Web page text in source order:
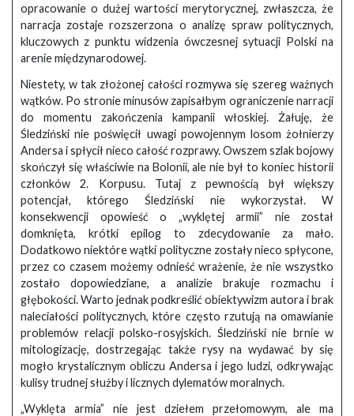
opracowanie o dużej wartości merytorycznej, zwłaszcza, że
narracja zostaje rozszerzona o analizę spraw politycznych,
kluczowych z punktu widzenia ówczesnej sytuacji Polski na
arenie międzynarodowej.
Niestety, w tak złożonej całości rozmywa się szereg ważnych
wątków. Po stronie minusów zapisałbym ograniczenie narracji
do momentu zakończenia kampanii włoskiej. Żałuję, że
Śledziński nie poświęcił uwagi powojennym losom żołnierzy
Andersa i spłycił nieco całość rozprawy. Owszem szlak bojowy
skończył się właściwie na Bolonii, ale nie był to koniec historii
członków 2. Korpusu. Tutaj z pewnością był większy
potencjał, którego Śledziński nie wykorzystał. W
konsekwencji opowieść o „wyklętej armii” nie został
domknięta, krótki epilog to zdecydowanie za mało.
Dodatkowo niektóre wątki polityczne zostały nieco spłycone,
przez co czasem możemy odnieść wrażenie, że nie wszystko
zostało dopowiedziane, a analizie brakuje rozmachu i
głębokości. Warto jednak podkreślić obiektywizm autora i brak
naleciałości politycznych, które często rzutują na omawianie
problemów relacji polsko-rosyjskich. Śledziński nie brnie w
mitologizację, dostrzegając także rysy na wydawać by się
mogło krystalicznym obliczu Andersa i jego ludzi, odkrywając
kulisy trudnej służby i licznych dylematów moralnych.
„Wyklęta armia” nie jest dziełem przełomowym, ale ma